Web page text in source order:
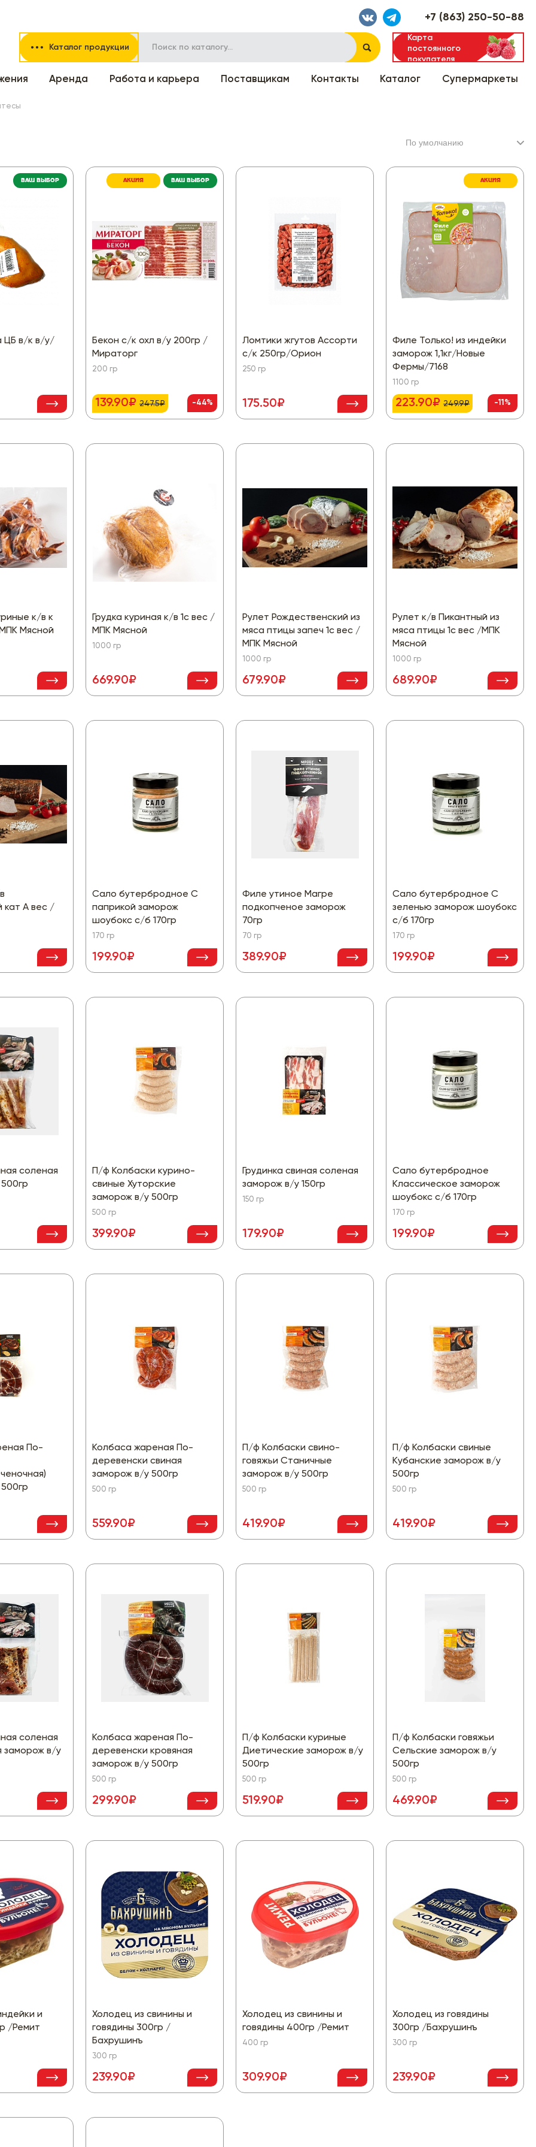
+7 (863) 250-50-88
Каталог продукции
Карта
постоянного
покупателя
Аренда Работа и карьера Поставщикам Контакты Каталог Супермаркеты
ЦБ в/к в/у/
ВАШ ВЫБОР
Бекон с/к охл в/у 200гр /
Мираторг
200 гр
139.90₽ 247.5₽ -44%
АКЦИЯ ВАШ ВЫБОР
Ломтики жгутов Ассорти
с/к 250гр/Орион
250 гр
175.50₽
Филе Только! из индейки
заморож 1,1кг/Новые
Фермы/7168
1100 гр
223.90₽ 249.9₽ -11%
АКЦИЯ
к/в к
Мясной
Грудка куриная к/в 1с вес /
МПК Мясной
1000 гр
669.90₽
Рулет Рождественский из
мяса птицы запеч 1с вес /
МПК Мясной
1000 гр
679.90₽
Рулет к/в Пикантный из
мяса птицы 1с вес /МПК
Мясной
1000 гр
689.90₽
кат А вес /
Сало бутербродное С
паприкой заморож
шоубокс с/б 170гр
170 гр
199.90₽
Филе утиное Магре
подкопченое заморож
70гр
70 гр
389.90₽
Сало бутербродное С
зеленью заморож шоубокс
с/б 170гр
170 гр
199.90₽
соленая
П/ф Колбаски курино-
свиные Хуторские
заморож в/у 500гр
500 гр
399.90₽
Грудинка свиная соленая
заморож в/у 150гр
150 гр
179.90₽
Сало бутербродное
Классическое заморож
шоубокс с/б 170гр
170 гр
199.90₽
По-
Колбаса жареная По-
деревенски свиная
заморож в/у 500гр
500 гр
559.90₽
П/ф Колбаски свино-
говяжьи Станичные
заморож в/у 500гр
500 гр
419.90₽
П/ф Колбаски свиные
Кубанские заморож в/у
500гр
500 гр
419.90₽
соленая
заморож в/у
Колбаса жареная По-
деревенски кровяная
заморож в/у 500гр
500 гр
299.90₽
П/ф Колбаски куриные
Диетические заморож в/у
500гр
500 гр
519.90₽
П/ф Колбаски говяжьи
Сельские заморож в/у
500гр
500 гр
469.90₽
и
/Ремит
Холодец из свинины и
говядины 300гр /
Бахрушинъ
300 гр
239.90₽
Холодец из свинины и
говядины 400гр /Ремит
400 гр
309.90₽
Холодец из говядины
300гр /Бахрушинъ
300 гр
239.90₽